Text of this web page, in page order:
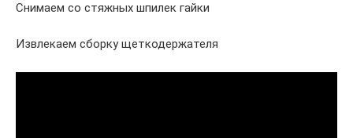
Снимаем со стяжных шпилек гайки
Извлекаем сборку щеткодержателя